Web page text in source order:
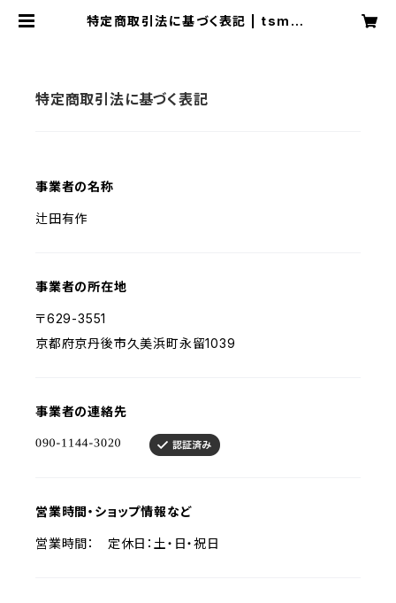
特定商取引法に基づく表記 | tsm28
特定商取引法に基づく表記
事業者の名称
辻田有作
事業者の所在地
〒629-3551
京都府京丹後市久美浜町永留1039
事業者の連絡先
営業時間・ショップ情報など
営業時間： 定休日：土・日・祝日